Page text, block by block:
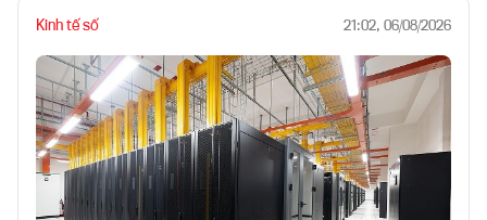
Kinh tế số 21:02, 06/08/2026